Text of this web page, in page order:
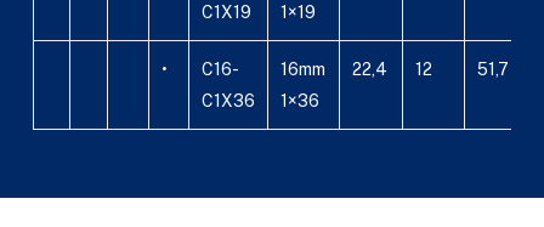
C1X19
1×19
•
C16-
C1X36
16mm
1×36
22,4 12 51,7